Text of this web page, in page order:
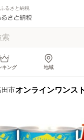
るさと納税
キング 地域
田市オンラインワンス